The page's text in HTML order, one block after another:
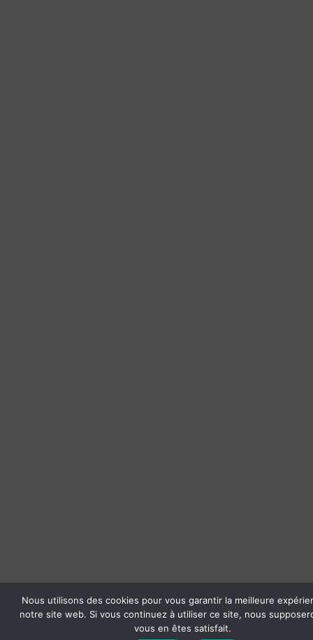
Nous utilisons des cookies pour vous garantir la meilleure
notre site web. Si vous continuez à utiliser ce site, nous
vous en êtes satisfait.